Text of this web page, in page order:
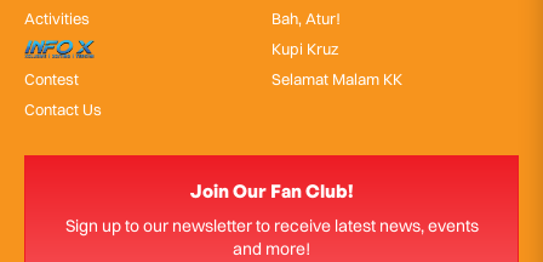
Activities
InfoX
Contest
Contact Us
Bah, Atur!
Kupi Kruz
Selamat Malam KK
Join Our Fan Club!
Sign up to our newsletter to receive latest news, events
and more!